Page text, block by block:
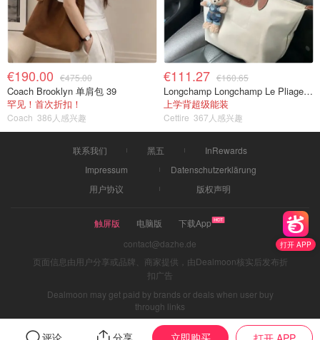
打开 APP
评论 分享 立即购买
€190.00 €475.00
Coach Brooklyn 单肩包 39
罕见！首次折扣！
Coach 386人感兴趣
€111.27 €160.65
Longchamp Longchamp Le Pliage 大号手提包
上学背超级能装
Cettire 367人感兴趣
联系我们 黑五
InRewards
Impressum
Datenschutzerklärung
用户协议
版权声明
触屏版 电脑版
下载App
contact@dazhe.de
页面信息由用户分享或品牌、商家提供，由Dealmoon核实后发布折
扣广告
Dealmoon may get paid by brands or deals when user buy
through links